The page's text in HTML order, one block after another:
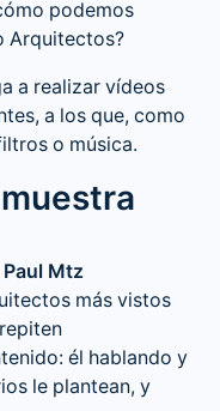
podemos
Arquitectos?
a realizar vídeos
a los que, como
o música.
Paul Mtz
más vistos
él hablando y
le plantean, y